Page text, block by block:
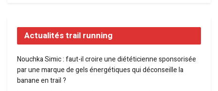
Actualités trail running
Nouchka Simic : faut-il croire une diététicienne sponsorisée
par une marque de gels énergétiques qui déconseille la
banane en trail ?